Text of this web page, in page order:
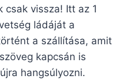
csak vissza! Itt az 1
ládáját a
a szállítása, amit
kapcsán is
hangsúlyozni.